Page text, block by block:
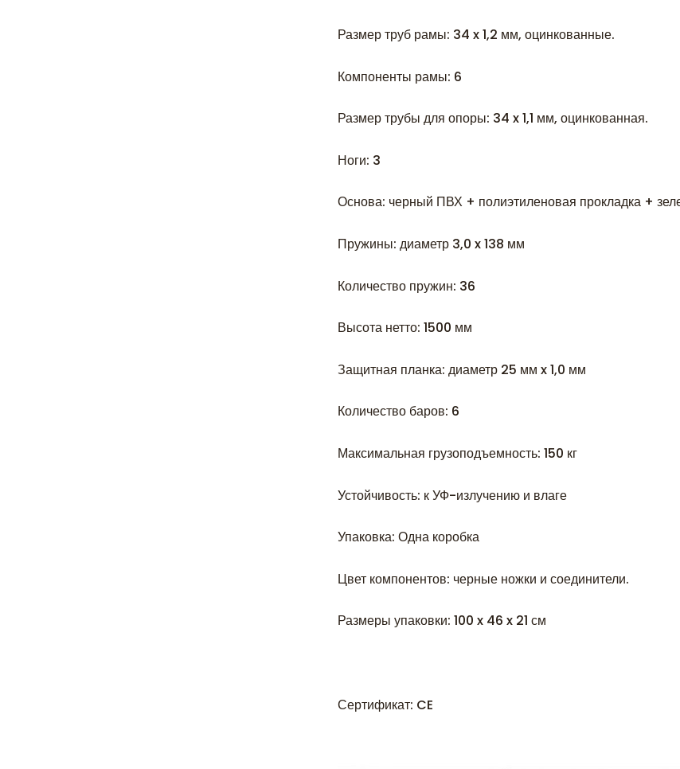
Размер труб рамы: 34 x 1,2 мм, оцинкованные.
Компоненты рамы: 6
Размер трубы для опоры: 34 x 1,1 мм, оцинкованная.
Ноги: 3
Основа: черный ПВХ + полиэтиленовая прокладка +
Пружины: диаметр 3,0 x 138 мм
Количество пружин: 36
Высота нетто: 1500 мм
Защитная планка: диаметр 25 мм x 1,0 мм
Количество баров: 6
Максимальная грузоподъемность: 150 кг
Устойчивость: к УФ-излучению и влаге
Упаковка: Одна коробка
Цвет компонентов: черные ножки и соединители.
Размеры упаковки: 100 x 46 x 21 см
Сертификат: CE